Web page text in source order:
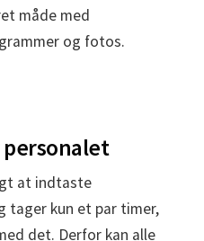
måde med
og fotos.
at indtaste
tager kun et par timer,
det. Derfor kan alle